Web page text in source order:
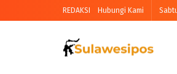
REDAKSI Hubungi Kami